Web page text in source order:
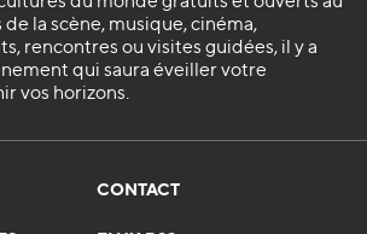
la scène, musique, cinéma,
rencontres ou visites guidées, il y a
qui saura éveiller votre
vos horizons.
CONTACT